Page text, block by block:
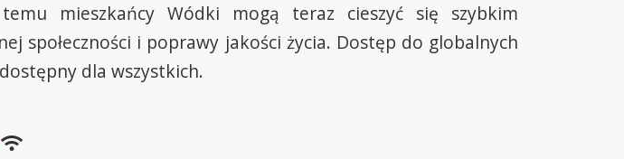
mieszkańcy Wódki mogą teraz cieszyć się szybkim
społeczności i poprawy jakości życia. Dostęp do globalnych
dla wszystkich.